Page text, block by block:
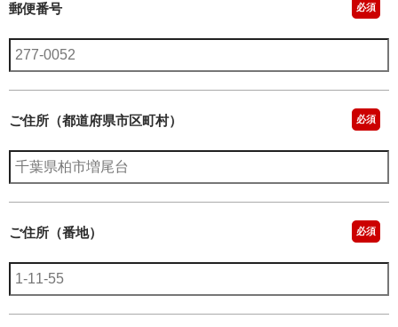
郵便番号 必須
ご住所（都道府県市区町村） 必須
ご住所（番地） 必須